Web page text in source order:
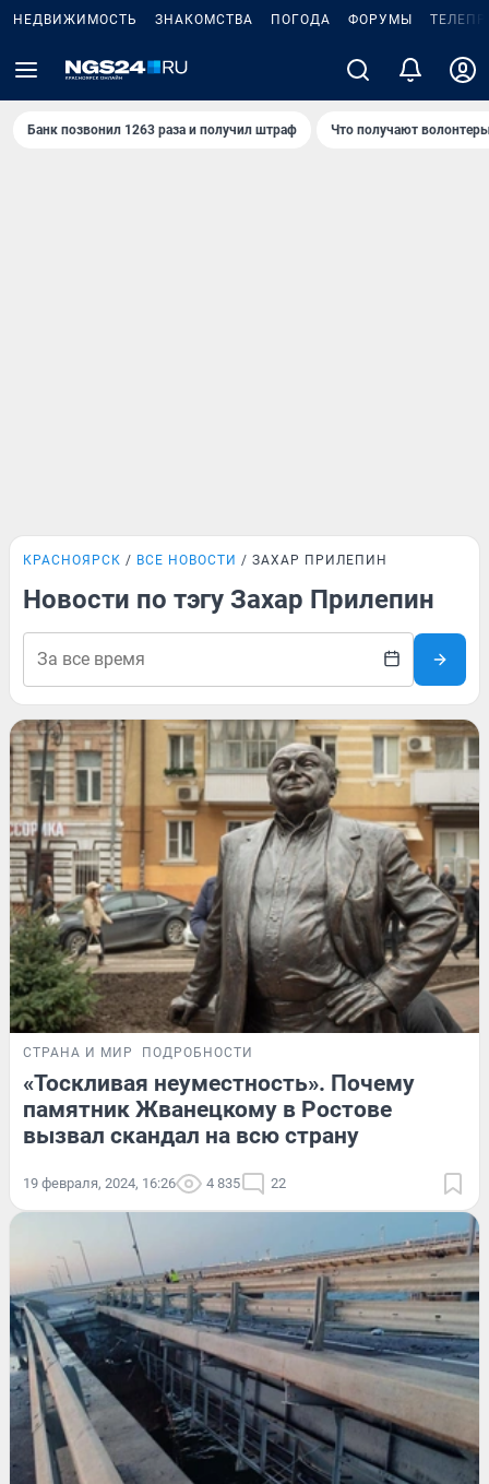
НЕДВИЖИМОСТЬ ЗНАКОМСТВА ПОГОДА ФОРУМЫ
Банк позвонил 1263 раза и получил штраф Что получают
КРАСНОЯРСК ВСЕ НОВОСТИ ЗАХАР ПРИЛЕПИН
Новости по тэгу Захар Прилепин
СТРАНА И МИР ПОДРОБНОСТИ
«Тоскливая неуместность». Почему
памятник Жванецкому в Ростове
вызвал скандал на всю страну
19 февраля, 2024, 16:26 4 835 22